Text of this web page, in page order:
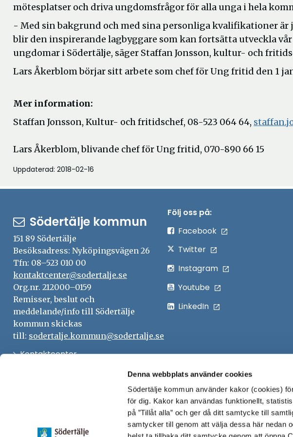
Denna webbplats använder cookies
Södertälje kommun använder kakor (cookies)
för dig. Kakor kan användas funktionellt,
på ”Tillåt alla” och ger då ditt samtycke till
samtycker till genom att välja dessa här nedan
mötesplatser och driva ungdomsfrågor för alla unga i hela
- Med sin bakgrund och med sina personliga kvalifikationer är
blir den inspirerande lagbyggare som kan fortsätta utveckla
ungdomar i Södertälje, säger Staffan Jonsson, kultur- och
Lars Åkerblom börjar sitt arbete som chef för Ung fritid den 1
Mer information:
Staffan Jonsson, Kultur- och fritidschef, 08-523 064 64,
Lars Åkerblom, blivande chef för Ung fritid, 070-890 66 15
Uppdaterad: 2018-02-16
Södertälje kommun
151 89 Södertälje
Besöksadress: Nyköpingsvägen 26
Tfn: 08–523 010 00
kontaktcenter@sodertalje.se
Org.nr. 212000–0159
Remisser, beslut och
meddelande/info till Södertälje
kommun skickas
till: sodertalje.kommun@sodertalje.se
KontaktcenterÖppna
fönster
Anslagstavla
Följ oss på:
Facebook
Twitter
Instagram
Youtube
LinkedIn